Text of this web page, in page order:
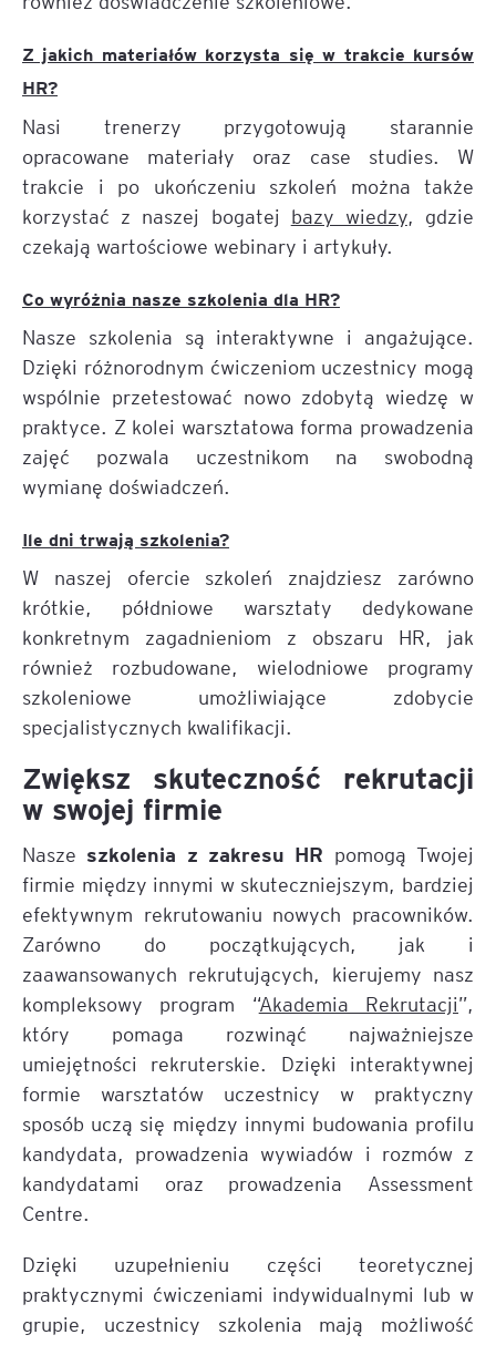
Z jakich materiałów korzysta się w trakcie kursów
HR?
Nasi trenerzy przygotowują starannie
opracowane materiały oraz case studies. W
trakcie i po ukończeniu szkoleń można także
korzystać z naszej bogatej bazy wiedzy, gdzie
czekają wartościowe webinary i artykuły.
Co wyróżnia nasze szkolenia dla HR?
Nasze szkolenia są interaktywne i angażujące.
Dzięki różnorodnym ćwiczeniom uczestnicy mogą
wspólnie przetestować nowo zdobytą wiedzę w
praktyce. Z kolei warsztatowa forma prowadzenia
zajęć pozwala uczestnikom na swobodną
wymianę doświadczeń.
Ile dni trwają szkolenia?
W naszej ofercie szkoleń znajdziesz zarówno
krótkie, półdniowe warsztaty dedykowane
konkretnym zagadnieniom z obszaru HR, jak
również rozbudowane, wielodniowe programy
szkoleniowe umożliwiające zdobycie
specjalistycznych kwalifikacji.
Zwiększ skuteczność rekrutacji
w swojej firmie
Nasze szkolenia z zakresu HR pomogą Twojej
firmie między innymi w skuteczniejszym, bardziej
efektywnym rekrutowaniu nowych pracowników.
Zarówno do początkujących, jak i
zaawansowanych rekrutujących, kierujemy nasz
kompleksowy program “Akademia Rekrutacji”,
który pomaga rozwinąć najważniejsze
umiejętności rekruterskie. Dzięki interaktywnej
formie warsztatów uczestnicy w praktyczny
sposób uczą się między innymi budowania profilu
kandydata, prowadzenia wywiadów i rozmów z
kandydatami oraz prowadzenia Assessment
Centre.
Dzięki uzupełnieniu części teoretycznej
praktycznymi ćwiczeniami indywidualnymi lub w
grupie, uczestnicy szkolenia mają możliwość